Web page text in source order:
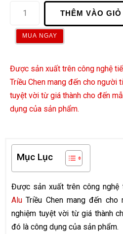
THÊM VÀO GIỎ
MUA NGAY
Được sản xuất trên công nghệ
Triều Chen mang đến cho người
tuyệt vời từ giá thành cho đến
dụng của sản phẩm.
Mục Lục
Được sản xuất trên công nghệ
Alu Triều Chen mang đến
nghiệm tuyệt vời từ giá thành
đó là công dụng của sản phẩm.